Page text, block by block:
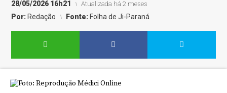
28/05/2026 16h21 Atualizada há 2 meses
Por: Redação Fonte: Folha de Ji-Paraná